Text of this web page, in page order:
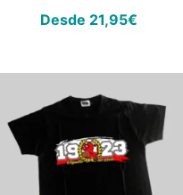
Desde 21,95€